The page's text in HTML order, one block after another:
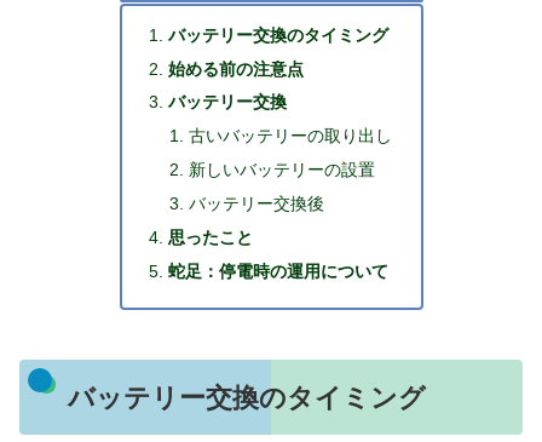
バッテリー交換のタイミング
始める前の注意点
バッテリー交換
古いバッテリーの取り出し
新しいバッテリーの設置
バッテリー交換後
思ったこと
蛇足：停電時の運用について
バッテリー交換のタイミング